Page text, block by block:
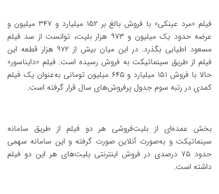
فیلم «مرد عینکی» با فروش بالغ بر ۱۵۲ میلیارد و ۳۴۷ میلیون و
عرضه حدود یک میلیون و ۹۷۳ هزار بلیت، توانست از سد فیلم
مسعود اطیابی بگذرد. در این میان بیش از ۹۷۲ هزار قطعه این
فیلم از طریق سینماتیکت به فروش رسیده است. فیلم «دایناسور»
حالا با فروش ۱۵۱ میلیارد و ۶۴۵ میلیون تومانی به‌عنوان یک فیلم
کمدی در رتبه سوم جدول پرفروش‌های سال قرار گرفته است.
بخش عمده‌ای از بلیت‌فروشی هر دو فیلم از طریق سامانه
سینماتیکت و به‌صورت آنلاین صورت گرفته و این سامانه سهمی
حدود ۷۵ درصدی در فروش اینترنتی بلیت‌های هر این دو فیلم
داشته است.